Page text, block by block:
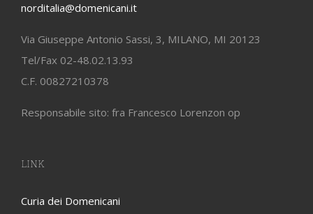
norditalia@domenicani.it
Via Giuseppe Antonio Sassi, 3, MILANO, MI 20123
Tel/Fax 02-48.02.13.93
C.F. 00827210378
Responsabile sito: fra Francesco Lorenzon op
LINK
Curia dei Domenicani